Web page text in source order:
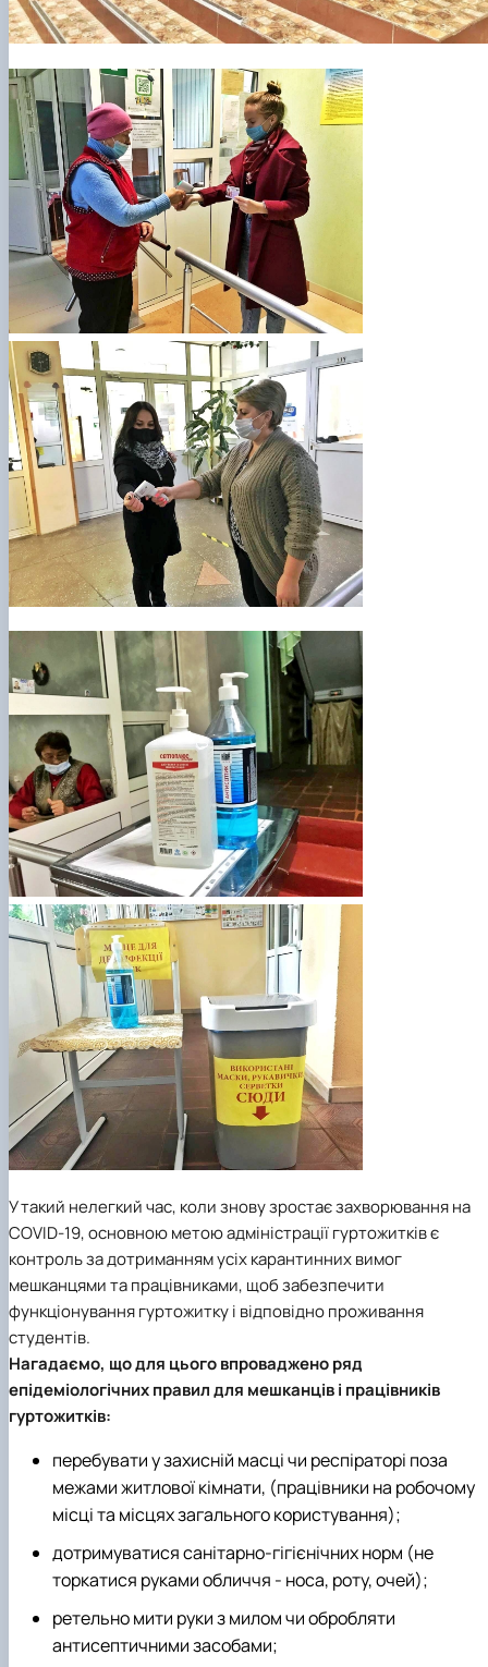
У такий нелегкий час, коли знову зростає захворювання на
COVID-19, основною метою адміністрації гуртожитків є
контроль за дотриманням усіх карантинних вимог
мешканцями та працівниками, щоб забезпечити
функціонування гуртожитку і відповідно проживання
студентів.
Нагадаємо, що для цього впроваджено ряд
епідеміологічних правилдля мешканців і працівників
гуртожитків:
перебувати у захисній масці чи респіраторі поза
межами житлової кімнати, (працівники на робочому
місці та місцях загального користування);
дотримуватися санітарно-гігієнічних норм (не
торкатися руками обличчя - носа, роту, очей);
ретельно мити руки з милом чи обробляти
антисептичними засобами;